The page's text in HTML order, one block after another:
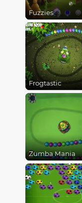
Fuzzies
Frogtastic
Zumba Mania